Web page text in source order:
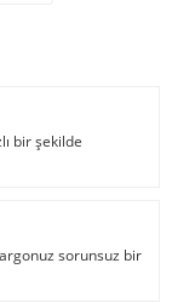
bir şekilde
sorunsuz bir